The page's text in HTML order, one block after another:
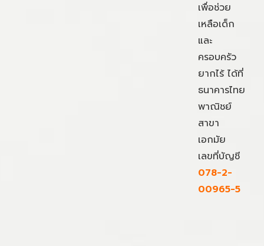
เพื่อช่วย
เหลือเด็ก
และ
ครอบครัว
ยากไร้ ได้ที่
ธนาคารไทย
พาณิชย์
สาขา
เอกมัย
เลขที่บัญชี
078-2-
00965-5